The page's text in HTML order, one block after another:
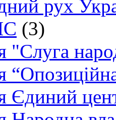
рух
(3)
"Слуга
Єдиний